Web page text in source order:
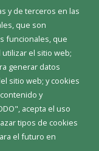
y de terceros en las
que son
funcionales, que
el sitio web;
generar datos
sitio web; y cookies
y
acepta el uso
tipos de cookies
el futuro en